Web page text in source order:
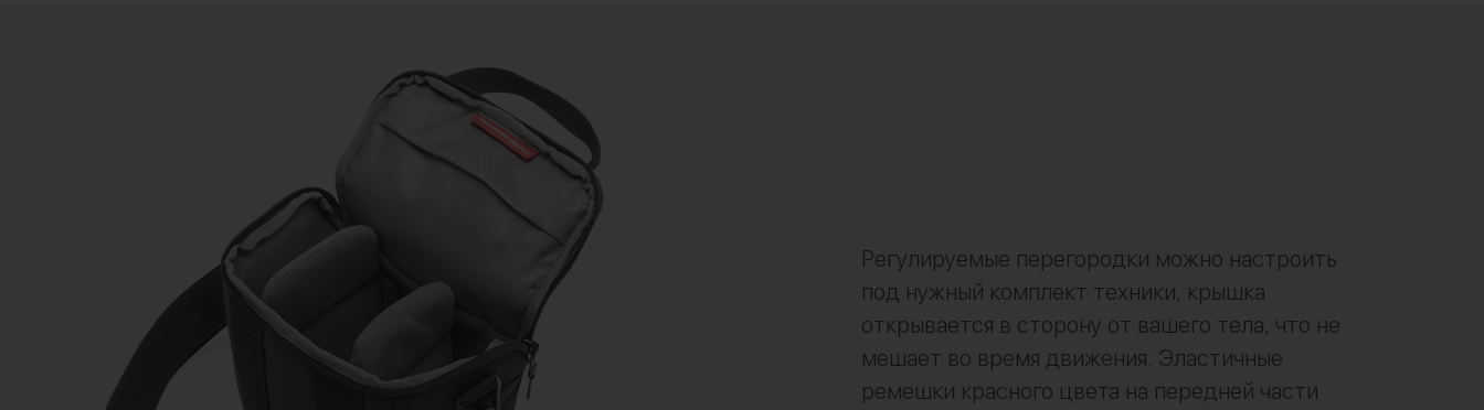
Регулируемые перегородки можно настроить
под нужный комплект техники, крышка
открывается в сторону от вашего тела, что не
мешает во время движения. Эластичные
ремешки красного цвета на передней части